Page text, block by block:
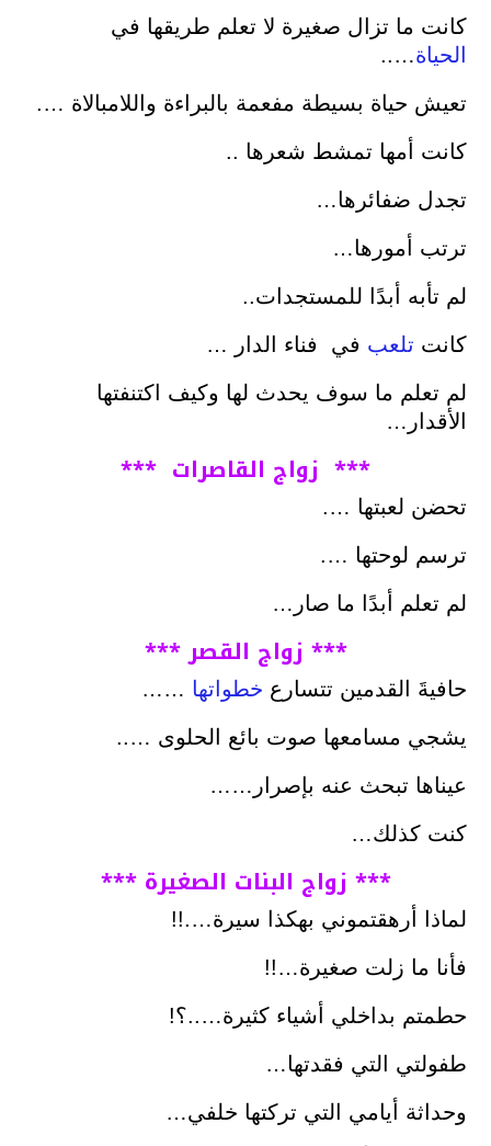
كانت ما تزال صغيرة لا تعلم طريقها في
الحياة…..
تعيش حياة بسيطة مفعمة بالبراءة واللامبالاة ….
كانت أمها تمشط شعرها ..
تجدل ضفائرها…
ترتب أمورها…
لم تأبه أبدًا للمستجدات..
كانت تلعب في فناء الدار …
لم تعلم ما سوف يحدث لها وكيف اكتنفتها
الأقدار…
*** زواج القاصرات ***
تحضن لعبتها ….
ترسم لوحتها ….
لم تعلم أبدًا ما صار…
*** زواج القصر ***
حافيةَ القدمين تتسارع خطواتها ……
يشجي مسامعها صوت بائع الحلوى …..
عيناها تبحث عنه بإصرار……
كنت كذلك…
*** زواج البنات الصغيرة ***
لماذا أرهقتموني بهكذا سيرة….!!
فأنا ما زلت صغيرة…!!
حطمتم بداخلي أشياء كثيرة…..؟!
طفولتي التي فقدتها…
وحداثة أيامي التي تركتها خلفي…